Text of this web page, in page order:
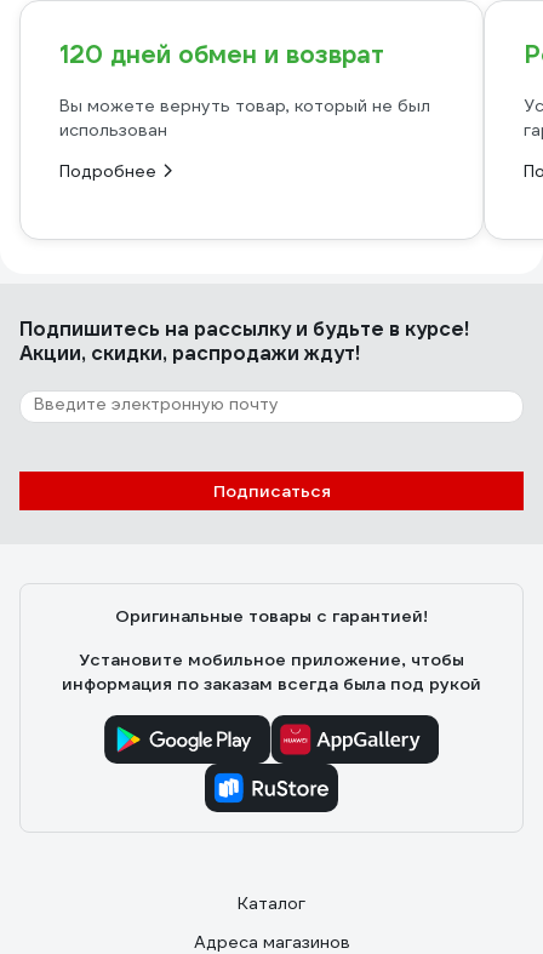
120 дней обмен и возврат
Вы можете вернуть товар, который не был
использован
Подробнее
Подпишитесь на рассылкуи будьте в курсе!
Акции, скидки, распродажи ждут!
Подписаться
Оригинальные товары с гарантией!
Установите мобильное приложение, чтобы
информация по заказам всегда была под рукой
Каталог
Адреса магазинов